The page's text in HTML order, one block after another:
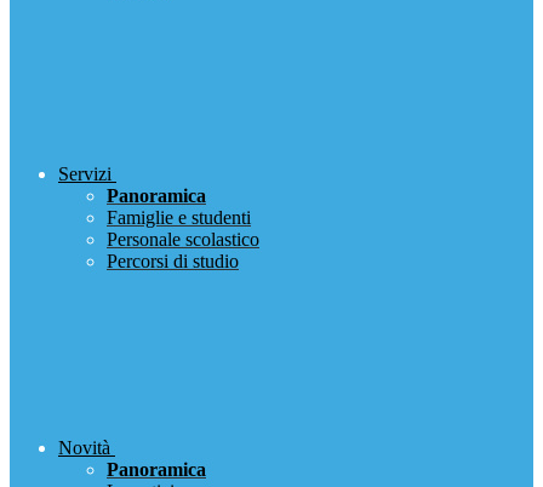
Servizi
Panoramica
Famiglie e studenti
Personale scolastico
Percorsi di studio
Novità
Panoramica